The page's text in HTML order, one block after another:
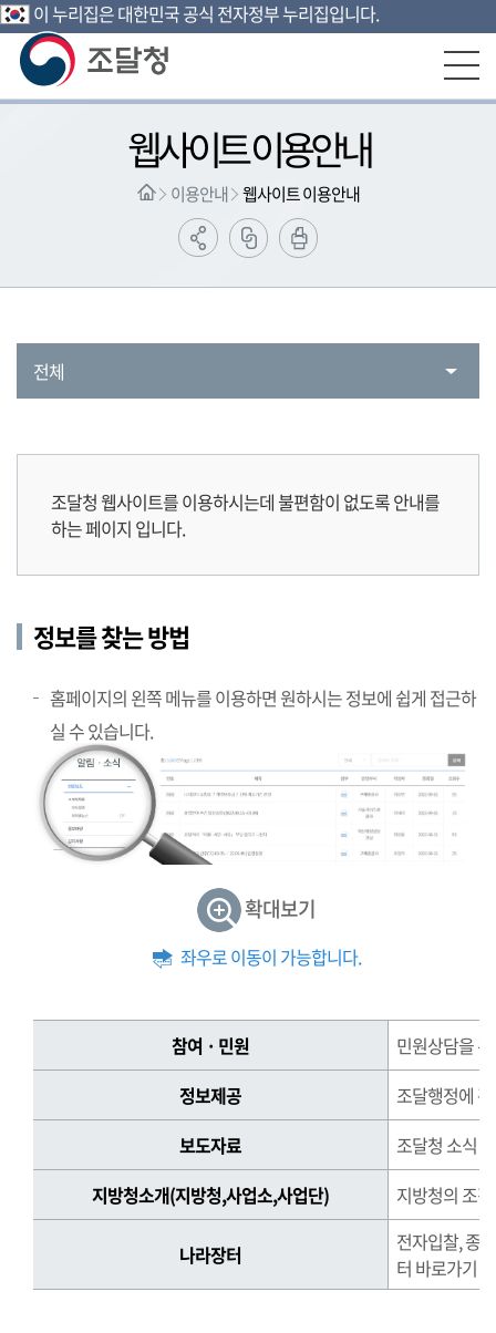
본문영역 바로가기
메인메뉴 바로가기
하단링크 바로가기
이 누리집은 대한민국 공식 전자정부 누리집입니다.
웹사이트 이용안내
이용안내 웹사이트 이용안내
전체
조달청 웹사이트를 이용하시는데 불편함이 없도록 안내를
하는 페이지 입니다.
정보를 찾는 방법
홈페이지의 왼쪽 메뉴를 이용하면 원하시는 정보에 쉽게 접근하
실 수 있습니다.
확대보기
좌우로 이동이 가능합니다.
방
정
찾
참여 · 민원
민원상담을
정보제공
조달행정에
보도자료
조달청 소식
지방청소개(지방청,사업소,사업단)
지방청의 조
나라장터
전자입찰, 종
터 바로가기